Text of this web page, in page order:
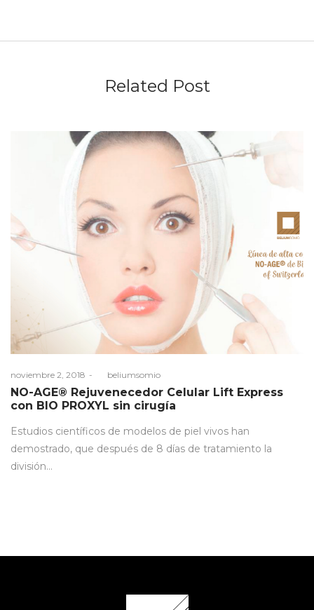
Related Post
Posted
on
noviembre 2, 2018 beliumsomio
NO-AGE® Rejuvenecedor Celular Lift Express
con BIO PROXYL sin cirugía
Estudios científicos de modelos de piel vivos han
demostrado, que después de 8 días de tratamiento la
división…